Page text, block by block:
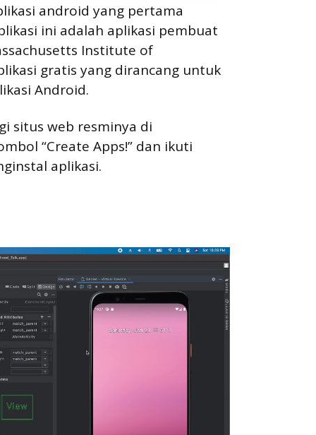
android yang pertama
ini adalah aplikasi pembuat
Institute of
gratis yang dirancang untuk
Android.
situs web resminya di
“Create Apps!” dan ikuti
aplikasi.